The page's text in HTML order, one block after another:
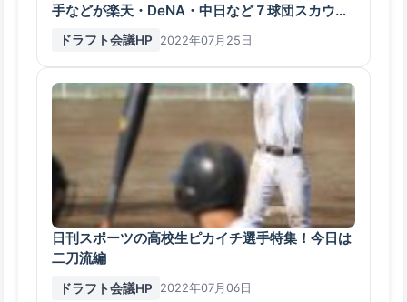
手などが楽天・DeNA・中日など７球団スカウト
にアピール
ドラフト会議HP 2022年07月25日
日刊スポーツの高校生ピカイチ選手特集！今日は
二刀流編
ドラフト会議HP 2022年07月06日